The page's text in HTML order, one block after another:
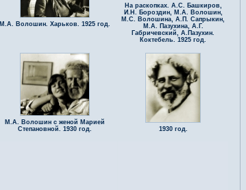
М.А. Волошин. Харьков. 1925 год.
На раскопках. А.С. Башкиров,
И.Н. Бороздин, М.А. Волошин,
М.С. Волошина, А.П. Сапрыкин,
М.А. Пазухина, А.Г.
Габричевский, А.Пазухин.
Коктебель. 1925 год.
М.А. Волошин с женой Марией
Степановной. 1930 год.
1930 год.